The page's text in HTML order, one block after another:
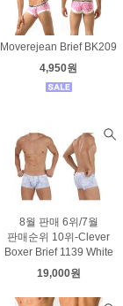
Moverejean Brief BK209
4,950원
8월 판매 6위/7월
판매순위 10위-Clever
Boxer Brief 1139 White
19,000원